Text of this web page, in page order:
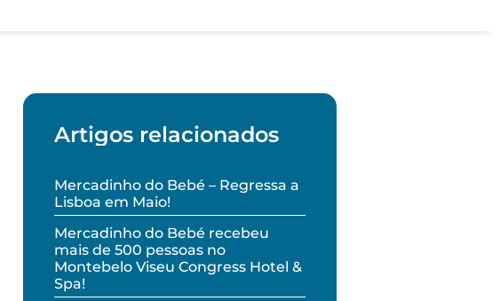
Artigos relacionados
Mercadinho do Bebé – Regressa a
Lisboa em Maio!
Mercadinho do Bebé recebeu
mais de 500 pessoas no
Montebelo Viseu Congress Hotel &
Spa!